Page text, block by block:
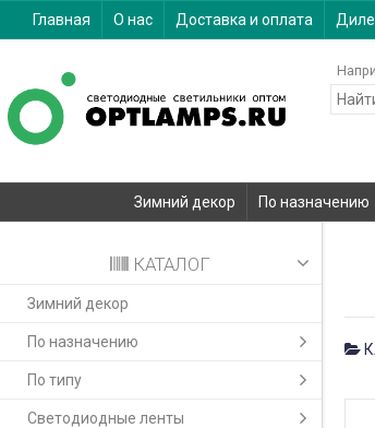
Главная О нас Доставка и оплата
Зимний декор По назначению
КАТАЛОГ
Зимний декор
По назначению
По типу
Светодиодные ленты